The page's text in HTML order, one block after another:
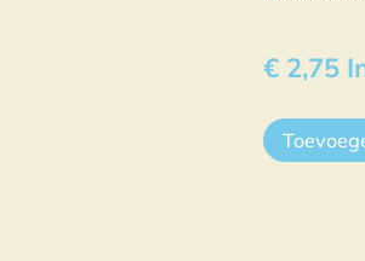
€ 2,75